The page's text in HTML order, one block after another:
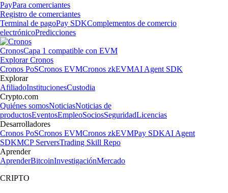
PayPara comerciantes
Registro de comerciantes
Terminal de pagoPay SDKComplementos de comercio
electrónicoPredicciones
CronosCapa 1 compatible con EVM
Explorar Cronos
Cronos PoSCronos EVMCronos zkEVMAI Agent SDK
Explorar
AfiliadoInstitucionesCustodia
Crypto.com
Quiénes somosNoticiasNoticias de
productosEventosEmpleoSociosSeguridadLicencias
Desarrolladores
Cronos PoSCronos EVMCronos zkEVMPay SDKAI Agent
SDKMCP ServersTrading Skill Repo
Aprender
AprenderBitcoinInvestigaciónMercado
CRIPTO